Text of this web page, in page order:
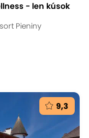
- len kúsok
Pieniny
9,3